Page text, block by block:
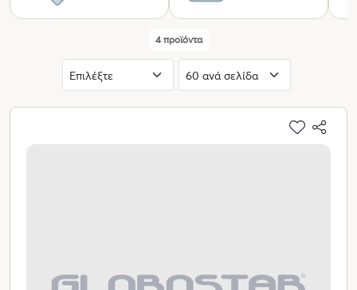
4 προϊόντα